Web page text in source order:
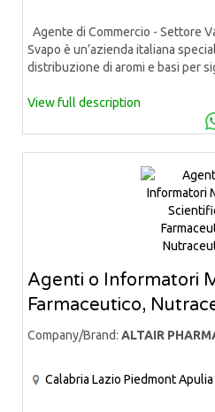
Agente di Commercio - Settore
Svapo è un’azienda italiana
distribuzione di aromi e basi per
View full description
Agenti o Informatori
Farmaceutico,
Company/Brand: ALTAIR
Calabria Lazio PiedmontApulia